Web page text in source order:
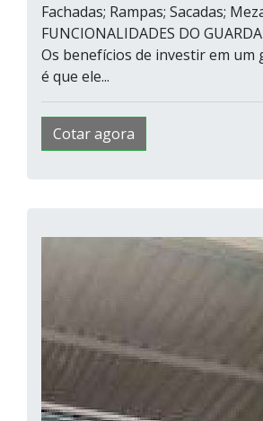
Fachadas; Rampas; Sacadas;
FUNCIONALIDADES DO
Os benefícios de investir em um
é que ele...
Cotar agora